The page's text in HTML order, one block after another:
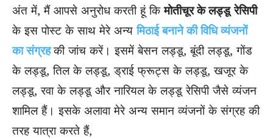
अंत में, मैं आपसे अनुरोध करती हूं किमोतीचूर के लड्डू रेसिपी
के इस पोस्ट के साथ मेरे अन्यमिठाई बनाने की विधि व्यंजनों
का संग्रहकी जांच करें। इसमें बेसन लड्डू, बूंदी लड्डू, गोंड
के लड्डू, तिल के लड्डू, ड्राई फ्रूट्स के लड्डू, खजूर के
लड्डू, रवा के लड्डू और नारियल के लड्डू रेसिपी जैसे व्यंजन
शामिल हैं। इसके अलावा मेरे अन्य समान व्यंजनों के संग्रह की
तरह यात्रा करते हैं,